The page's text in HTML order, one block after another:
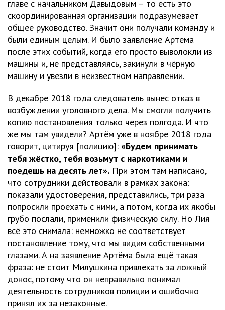
главе с начальником Давыдовым – то есть это
скоординированная организации подразумевает
общее руководство. Значит они получали команду и
были единым целым. И было заявление Артема
после этих событий, когда его просто выволокли из
машины и, не представляясь, закинули в чёрную
машину и увезли в неизвестном направлении.
В декабре 2018 года следователь вынес отказ в
возбуждении уголовного дела. Мы смогли получить
копию постановления только через полгода. И что
же мы там увидели? Артём уже в ноябре 2018 года
говорит, цитируя [полицию]: «Будем принимать
тебя жёстко, тебя возьмут с наркотиками и
поедешь на десять лет». При этом там написано,
что сотрудники действовали в рамках закона:
показали удостоверения, представились, три раза
попросили проехать с ними, а потом, когда их якобы
грубо послали, применили физическую силу. Но Лия
всё это снимала: немножко не соответствует
постановление тому, что мы видим собственными
глазами. А на заявление Артёма была ещё такая
фраза: не стоит Милушкина привлекать за ложный
донос, потому что он неправильно понимал
деятельность сотрудников полиции и ошибочно
принял их за незаконные.